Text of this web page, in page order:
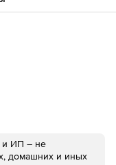
и ИП – не
домашних и иных